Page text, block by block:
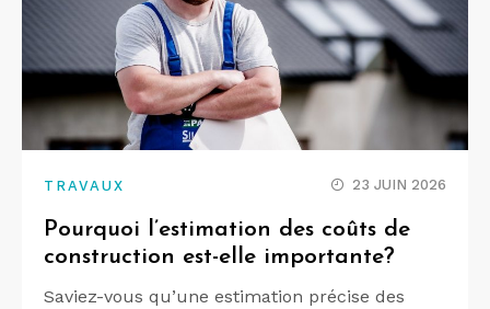
TRAVAUX 23 JUIN 2026
Pourquoi l’estimation des coûts de
construction est-elle importante?
Saviez-vous qu’une estimation précise des